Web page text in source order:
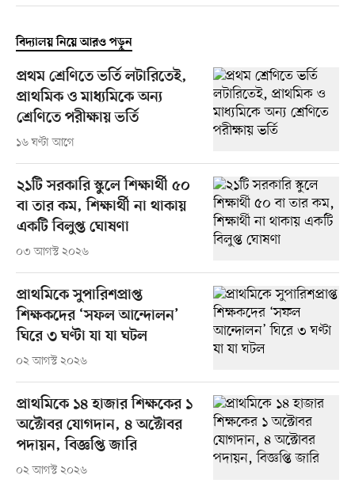
বিদ্যালয় নিয়ে আরও পড়ুন
প্রথম শ্রেণিতে ভর্তি লটারিতেই,
প্রাথমিক ও মাধ্যমিকে অন্য
শ্রেণিতে পরীক্ষায় ভর্তি
১৬ ঘণ্টা আগে
২১টি সরকারি স্কুলে শিক্ষার্থী ৫০
বা তার কম, শিক্ষার্থী না থাকায়
একটি বিলুপ্ত ঘোষণা
০৩ আগস্ট ২০২৬
প্রাথমিকে সুপারিশপ্রাপ্ত
শিক্ষকদের ‘সফল আন্দোলন’
ঘিরে ৩ ঘণ্টা যা যা ঘটল
০২ আগস্ট ২০২৬
প্রাথমিকে ১৪ হাজার শিক্ষকের ১
অক্টোবর যোগদান, ৪ অক্টোবর
পদায়ন, বিজ্ঞপ্তি জারি
০২ আগস্ট ২০২৬